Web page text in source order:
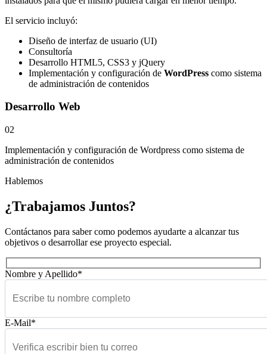
El servicio incluyó:
Diseño de interfaz de usuario (UI)
Consultoría
Desarrollo HTML5, CSS3 y jQuery
Implementación y configuración de WordPress como sistema
de administración de contenidos
Desarrollo Web
02
Implementación y configuración de Wordpress como sistema de
administración de contenidos
Hablemos
¿Trabajamos Juntos?
Contáctanos para saber como podemos ayudarte a alcanzar tus
objetivos o desarrollar ese proyecto especial.
Nombre y Apellido*
E-Mail*